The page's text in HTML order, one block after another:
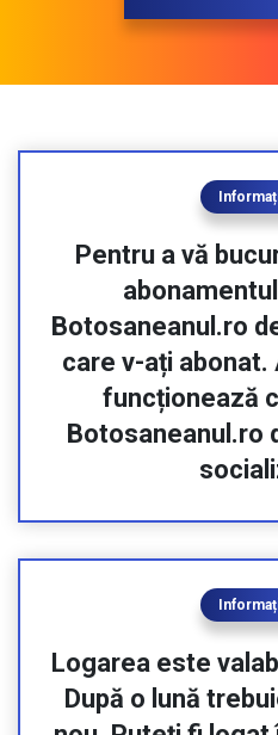
care v-ați abonat.
Logarea este
După o lună
nou. Puteți fi logat
maxim
PRELUATE
TIMPULUI